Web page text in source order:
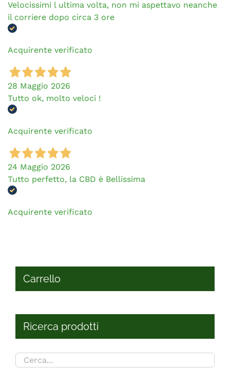
Carrello
Ricerca prodotti
Velocissimi l ultima volta, non mi aspettavo neanche
il corriere dopo circa 3 ore
Acquirente verificato
28 Maggio 2026
Tutto ok, molto veloci !
Acquirente verificato
24 Maggio 2026
Tutto perfetto, la CBD è Bellissima
Acquirente verificato